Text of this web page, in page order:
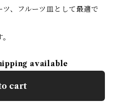
、フルーツ皿として最適で
available
cart